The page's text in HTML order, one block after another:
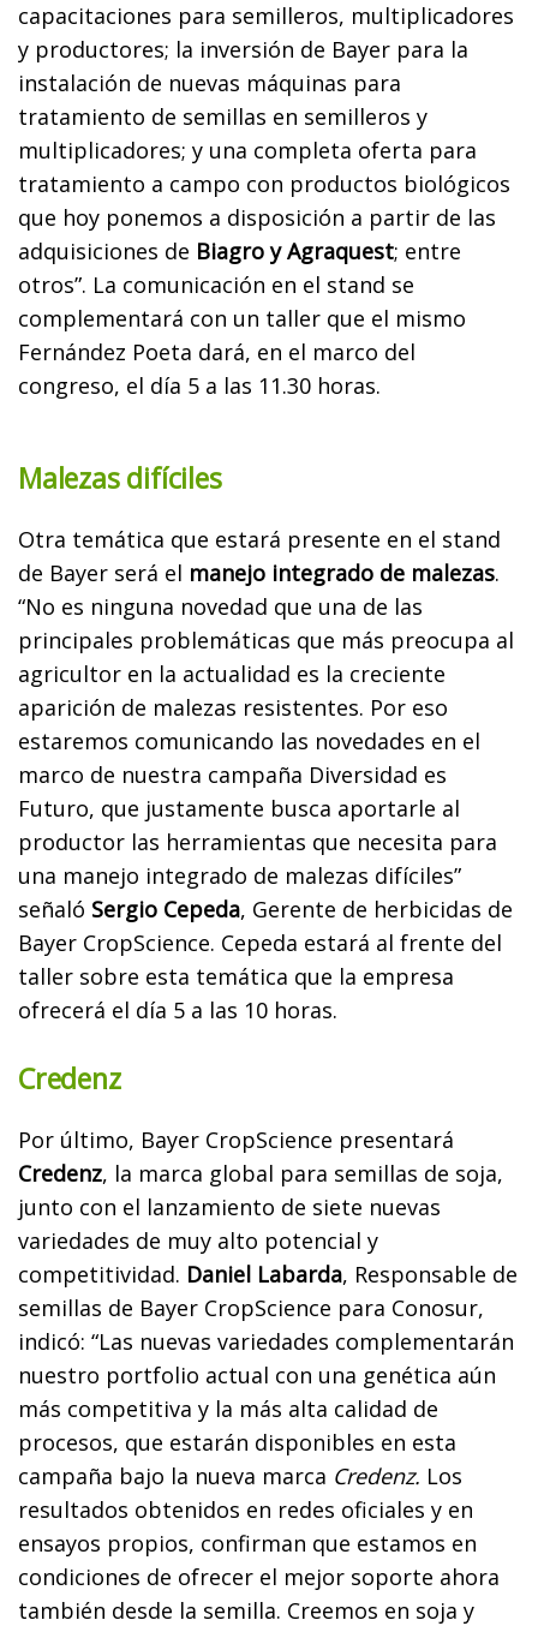
capacitaciones para semilleros, multiplicadores
y productores; la inversión de Bayer para la
instalación de nuevas máquinas para
tratamiento de semillas en semilleros y
multiplicadores; y una completa oferta para
tratamiento a campo con productos biológicos
que hoy ponemos a disposición a partir de las
adquisiciones de Biagro y Agraquest; entre
otros”. La comunicación en el stand se
complementará con un taller que el mismo
Fernández Poeta dará, en el marco del
congreso, el día 5 a las 11.30 horas.
Malezas difíciles
Otra temática que estará presente en el stand
de Bayer será el manejo integrado de malezas.
“No es ninguna novedad que una de las
principales problemáticas que más preocupa al
agricultor en la actualidad es la creciente
aparición de malezas resistentes. Por eso
estaremos comunicando las novedades en el
marco de nuestra campaña Diversidad es
Futuro, que justamente busca aportarle al
productor las herramientas que necesita para
una manejo integrado de malezas difíciles”
señaló Sergio Cepeda, Gerente de herbicidas de
Bayer CropScience. Cepeda estará al frente del
taller sobre esta temática que la empresa
ofrecerá el día 5 a las 10 horas.
Credenz
Por último, Bayer CropScience presentará
Credenz, la marca global para semillas de soja,
junto con el lanzamiento de siete nuevas
variedades de muy alto potencial y
competitividad. Daniel Labarda, Responsable de
semillas de Bayer CropScience para Conosur,
indicó: “Las nuevas variedades complementarán
nuestro portfolio actual con una genética aún
más competitiva y la más alta calidad de
procesos, que estarán disponibles en esta
campaña bajo la nueva marca Credenz. Los
resultados obtenidos en redes oficiales y en
ensayos propios, confirman que estamos en
condiciones de ofrecer el mejor soporte ahora
también desde la semilla. Creemos en soja y